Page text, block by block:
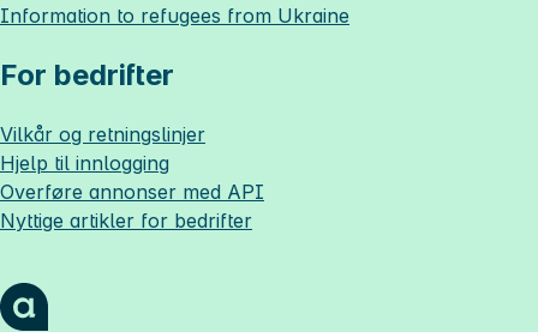
Information to refugees from Ukraine
For bedrifter
Vilkår og retningslinjer
Hjelp til innlogging
Overføre annonser med API
Nyttige artikler for bedrifter